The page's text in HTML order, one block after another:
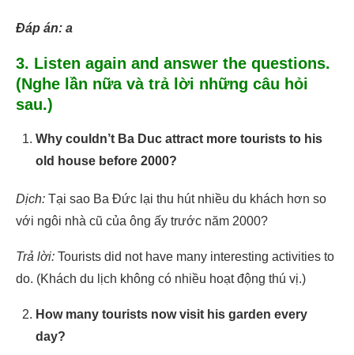
Đáp án: a
3. Listen again and answer the questions.
(Nghe lần nữa và trả lời những câu hỏi
sau.)
Why couldn’t Ba Duc attract more tourists to his
old house before 2000?
Dịch: Tại sao Ba Đức lại thu hút nhiều du khách hơn so
với ngôi nhà cũ của ông ấy trước năm 2000?
Trả lời: Tourists did not have many interesting activities to
do. (Khách du lịch không có nhiều hoạt động thú vị.)
How many tourists now visit his garden every
day?